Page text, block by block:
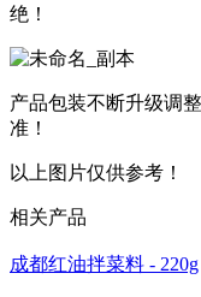
绝！
产品包装不断升级调
准！
以上图片仅供参考！
相关产品
成都红油拌菜料 - 220g